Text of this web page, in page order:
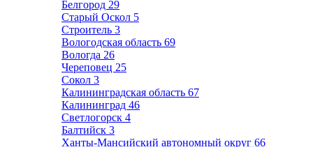
Белгород 29
Старый Оскол 5
Строитель 3
Вологодская область 69
Вологда 26
Череповец 25
Сокол 3
Калининградская область 67
Калининград 46
Светлогорск 4
Балтийск 3
Ханты-Мансийский автономный округ 66